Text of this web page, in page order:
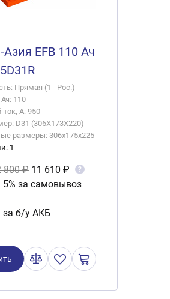
Азия EFB 110 Ач
Прямая (1 - Рос.)
110
ток, А: 950
D31 (306X173X220)
размеры: 306x175x225
1
800 ₽ 11 610 ₽ ?
5% за самовывоз
за б/у АКБ